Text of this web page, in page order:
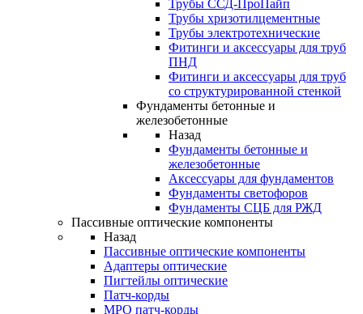
Трубы ССД-ПроПайп
Трубы хризотилцементные
Трубы электротехнические
Фитинги и аксессуары для труб
ПНД
Фитинги и аксессуары для труб
со структурированной стенкой
Фундаменты бетонные и
железобетонные
Назад
Фундаменты бетонные и
железобетонные
Аксессуары для фундаментов
Фундаменты светофоров
Фундаменты СЦБ для РЖД
Пассивные оптические компоненты
Назад
Пассивные оптические компоненты
Адаптеры оптические
Пигтейлы оптические
Патч-корды
MPO патч-корды